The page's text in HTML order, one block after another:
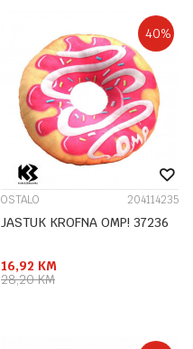
40%
OSTALO 204114235
JASTUK KROFNA OMP! 37236
16,92 KM
28,20KM